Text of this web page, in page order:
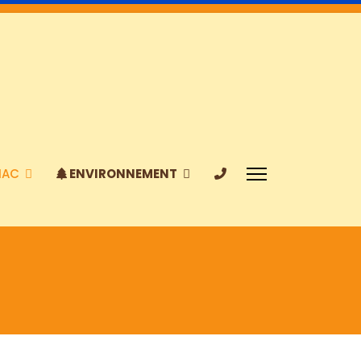
ENVIRONNEMENT